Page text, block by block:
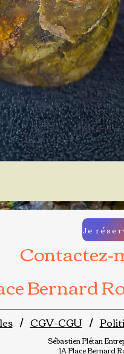
Contactez-
Bernard
Je
/ CGV-CGU/
Sébastien Plétan
1A Place Bernard